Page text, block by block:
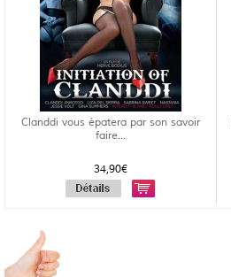
Clanddi vous épatera par son savoir
faire...
34,90€